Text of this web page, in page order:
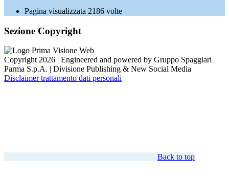
Pagina visualizzata 2186 volte
Sezione Copyright
Copyright 2026 | Engineered and powered by Gruppo Spaggiari
Parma S.p.A. | Divisione Publishing & New Social Media
Disclaimer trattamento dati personali
Back to top